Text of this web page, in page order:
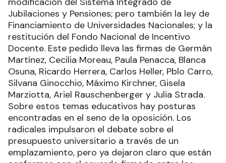
Jubilaciones y Pensiones; pero también la ley de
Financiamiento de Universidades Nacionales; y la
restitución del Fondo Nacional de Incentivo
Docente. Este pedido lleva las firmas de Germán
Martínez, Cecilia Moreau, Paula Penacca, Blanca
Osuna, Ricardo Herrera, Carlos Heller, Pblo Carro,
Silvana Ginocchio, Máximo Kirchner, Gisela
Marziotta, Ariel Rauschenberger y Julia Strada.
Sobre estos temas educativos hay posturas
encontradas en el seno de la oposición. Los
radicales impulsaron el debate sobre el
presupuesto universitario a través de un
emplazamiento, pero ya dejaron claro que están